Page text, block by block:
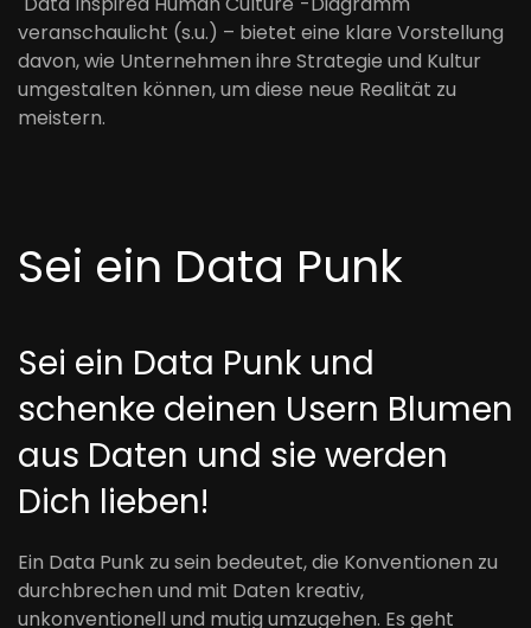
veranschaulicht (s.u.) – bietet eine klare Vorstellung
davon, wie Unternehmen ihre Strategie und Kultur
umgestalten können, um diese neue Realität zu
meistern.
Sei ein Data Punk
Sei ein Data Punk und
schenke deinen Usern Blumen
aus Daten und sie werden
Dich lieben!
Ein Data Punk zu sein bedeutet, die Konventionen zu
durchbrechen und mit Daten kreativ,
unkonventionell und mutig umzugehen. Es geht